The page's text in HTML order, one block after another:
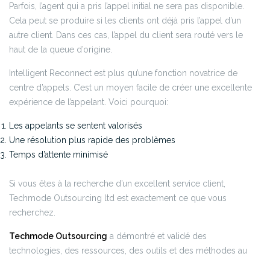
Parfois, l’agent qui a pris l’appel initial ne sera pas disponible.
Cela peut se produire si les clients ont déjà pris l’appel d’un
autre client. Dans ces cas, l’appel du client sera routé vers le
haut de la queue d’origine.
Intelligent Reconnect est plus qu’une fonction novatrice de
centre d’appels. C’est un moyen facile de créer une excellente
expérience de l’appelant. Voici pourquoi:
Les appelants se sentent valorisés
Une résolution plus rapide des problèmes
Temps d’attente minimisé
Si vous êtes à la recherche d’un excellent service client,
Techmode Outsourcing ltd est exactement ce que vous
recherchez.
Techmode Outsourcing a démontré et validé des
technologies, des ressources, des outils et des méthodes au